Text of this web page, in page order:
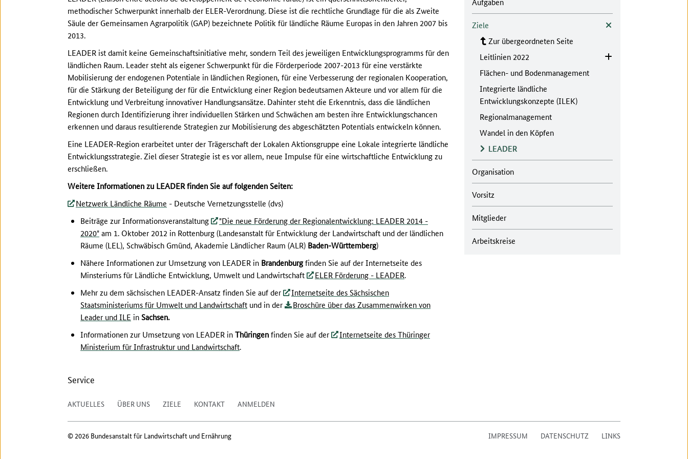
methodischer Schwerpunkt innerhalb der ELER-Verordnung. Diese ist die rechtliche Grundlage für die als Zweite
Säule der Gemeinsamen Agrarpolitik (GAP) bezeichnete Politik für ländliche Räume Europas in den Jahren 2007 bis
2013.
LEADER ist damit keine Gemeinschaftsinitiative mehr, sondern Teil des jeweiligen Entwicklungsprogramms für den
ländlichen Raum. Leader steht als eigener Schwerpunkt für die Förderperiode 2007-2013 für eine verstärkte
Mobilisierung der endogenen Potentiale in ländlichen Regionen, für eine Verbesserung der regionalen Kooperation,
für die Stärkung der Beteiligung der für die Entwicklung einer Region bedeutsamen Akteure und vor allem für die
Entwicklung und Verbreitung innovativer Handlungsansätze. Dahinter steht die Erkenntnis, dass die ländlichen
Regionen durch Identifizierung ihrer individuellen Stärken und Schwächen am besten ihre Entwicklungschancen
erkennen und daraus resultierende Strategien zur Mobilisierung des abgeschätzten Potentials entwickeln können.
Eine LEADER-Region erarbeitet unter der Trägerschaft der Lokalen Aktionsgruppe eine Lokale integrierte ländliche
Entwicklungsstrategie. Ziel dieser Strategie ist es vor allem, neue Impulse für eine wirtschaftliche Entwicklung zu
erschließen.
Weitere Informationen zu LEADER finden Sie auf folgenden Seiten:
Netzwerk Ländliche Räume - Deutsche Vernetzungsstelle (dvs)
Beiträge zur Informationsveranstaltung
"Die neue Förderung der Regionalentwicklung: LEADER 2014 -
2020"am 1. Oktober 2012 in Rottenburg (Landesanstalt für Entwicklung der Landwirtschaft und der ländlichen
Räume (LEL), Schwäbisch Gmünd, Akademie Ländlicher Raum (ALR) Baden-Württemberg)
Nähere Informationen zur Umsetzung von LEADER in Brandenburgfinden Sie auf der Internetseite des
Minsteriums für Ländliche Entwicklung, Umwelt und Landwirtschaft
ELER Förderung - LEADER.
Mehr zu dem sächsischen LEADER-Ansatz finden Sie auf der
Internetseite des Sächsischen
Staatsministeriums für Umwelt und Landwirtschaft und in der
Broschüre über das Zusammenwirken von
Leader und ILE inSachsen.
Informationen zur Umsetzung von LEADER inThüringenfinden Sie auf der
Internetseite des Thüringer
Ministerium für Infrastruktur und Landwirtschaft.
Ziele
Zur übergeordneten Seite
Leitlinien 2022
Flächen- und Bodenmanagement
Integrierte ländliche
Entwicklungskonzepte (ILEK)
Regionalmanagement
Wandel in den Köpfen
LEADER
Organisation
Vorsitz
Mitglieder
Arbeitskreise
Service
AKTUELLES ÜBER UNS ZIELE KONTAKT ANMELDEN
IMPRESSUM DATENSCHUTZ LINKS
© 2026 Bundesanstalt für Landwirtschaft und Ernährung